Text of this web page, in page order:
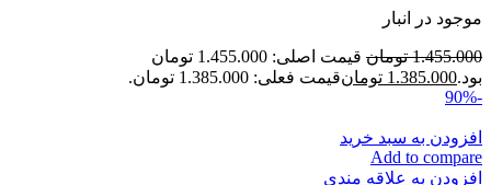
موجود در انبار
1.455.000 تومان
قیمت اصلی: 1.455.000 تومان
بود.1.385.000 تومانقیمت فعلی: 1.385.000 تومان.
-90%
افزودن به سبد خرید
Add to compare
افزودن به علاقه مندی